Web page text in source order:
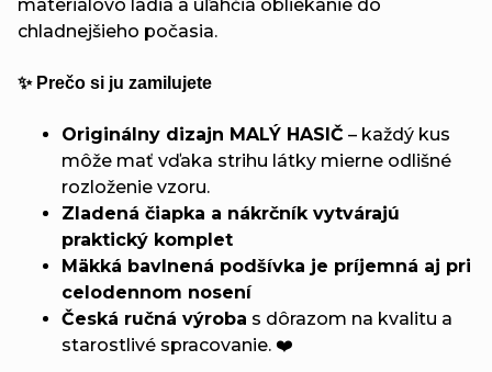
materiálovo ladia a uľahčia obliekanie do
chladnejšieho počasia.
✨ Prečo si ju zamilujete
Originálny dizajn MALÝ HASIČ – každý kus
môže mať vďaka strihu látky mierne odlišné
rozloženie vzoru.
Zladená čiapka a nákrčník vytvárajú
praktický komplet
Mäkká bavlnená podšívka je príjemná aj pri
celodennom nosení
Česká ručná výroba s dôrazom na kvalitu a
starostlivé spracovanie. ❤️